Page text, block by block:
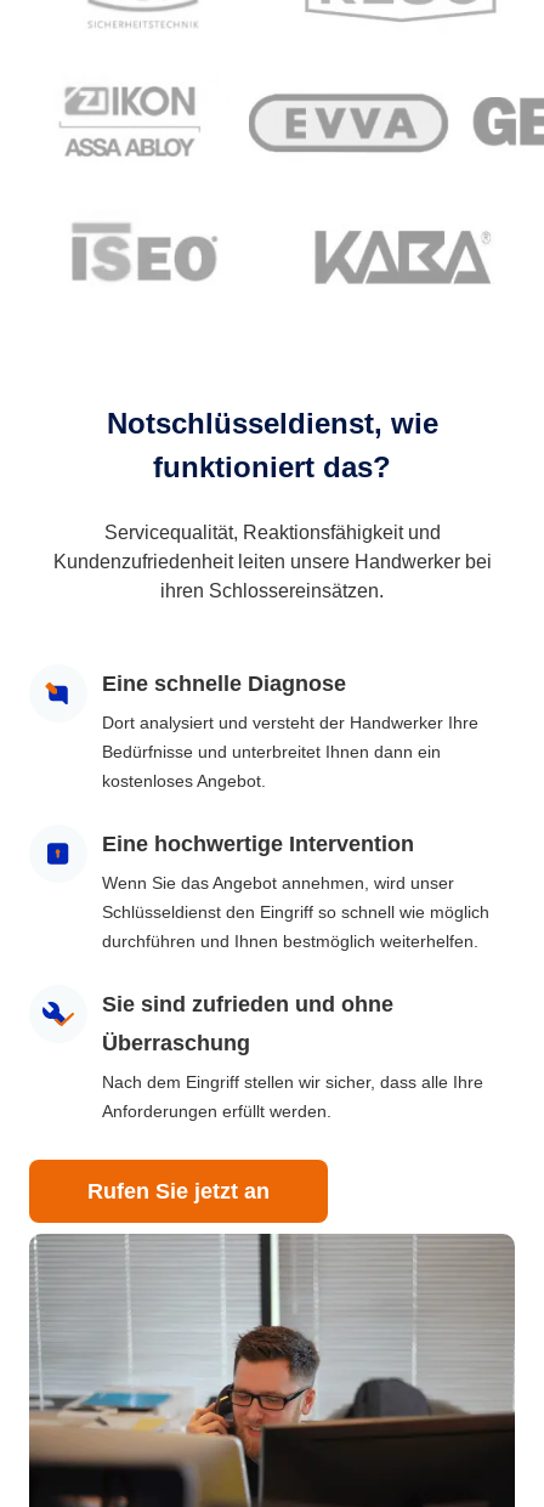
Notschlüsseldienst, wie
funktioniert das?
Servicequalität, Reaktionsfähigkeit und
Kundenzufriedenheit leiten unsere Handwerker bei
ihren Schlossereinsätzen.
Eine schnelle Diagnose
Dort analysiert und versteht der Handwerker Ihre
Bedürfnisse und unterbreitet Ihnen dann ein
kostenloses Angebot.
Eine hochwertige Intervention
Wenn Sie das Angebot annehmen, wird unser
Schlüsseldienst den Eingriff so schnell wie möglich
durchführen und Ihnen bestmöglich weiterhelfen.
Sie sind zufrieden und ohne
Überraschung
Nach dem Eingriff stellen wir sicher, dass alle Ihre
Anforderungen erfüllt werden.
Rufen Sie jetzt an